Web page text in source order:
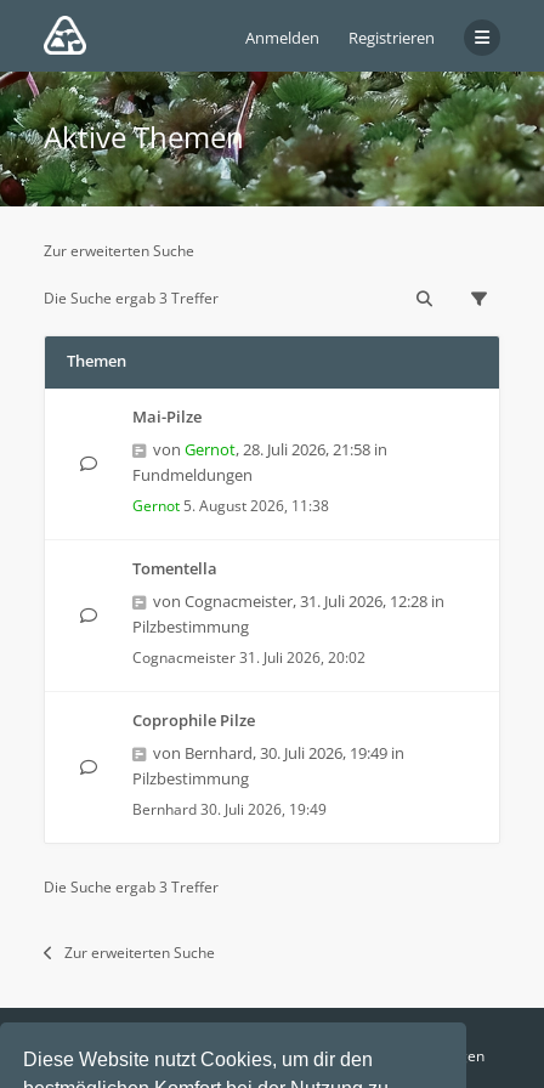
Diese Website nutzt Cookies, um dir den
Anmelden Registrieren
Aktive Themen
Zur erweiterten Suche
Die Suche ergab 3 Treffer
Themen
Mai-Pilze
von Gernot,28. Juli 2026, 21:58 in
Fundmeldungen
Gernot 5. August 2026, 11:38
Tomentella
von Cognacmeister,31. Juli 2026, 12:28 in
Pilzbestimmung
Cognacmeister31. Juli 2026, 20:02
Coprophile Pilze
von Bernhard,30. Juli 2026, 19:49 in
Pilzbestimmung
Bernhard30. Juli 2026, 19:49
Die Suche ergab 3 Treffer
Zur erweiterten Suche
Funga Austria FAQ Datenschutz
Nutzungsbedingungen